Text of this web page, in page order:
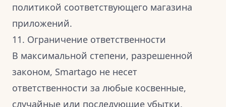
политикой соответствующего магазина
приложений.
11. Ограничение ответственности
В максимальной степени, разрешенной
законом, Smartago не несет
ответственности за любые косвенные,
случайные или последующие убытки,